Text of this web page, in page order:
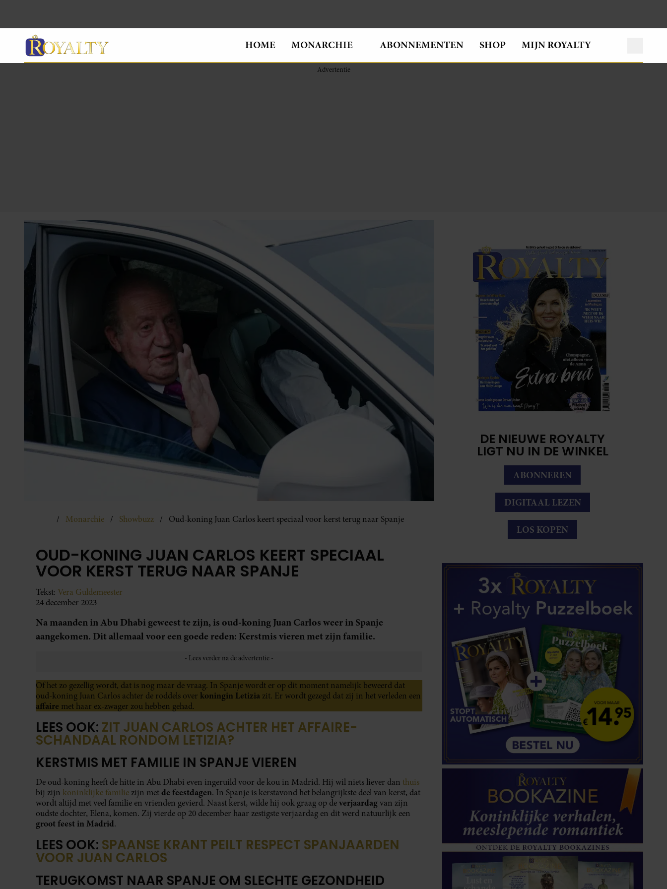
HOME MONARCHIE ABONNEMENTEN SHOP MIJN ROYALTY
Monarchie Showbuzz Oud-koning Juan Carlos keert speciaal voor kerst terug naar Spanje
OUD-KONING JUAN CARLOS KEERT SPECIAAL
VOOR KERST TERUG NAAR SPANJE
Tekst: Vera Guldemeester
24 december 2023
Na maanden in Abu Dhabi geweest te zijn, is oud-koning Juan Carlos weer in Spanje
aangekomen. Dit allemaal voor een goede reden: Kerstmis vieren met zijn familie.
Of het zo gezellig wordt, dat is nog maar de vraag. In Spanje wordt er op dit moment namelijk beweerd dat
oud-koning Juan Carlos achter de roddels over koningin Letizia zit. Er wordt gezegd dat zij in het verleden een
affaire met haar ex-zwager zou hebben gehad.
LEES OOK: ZIT JUAN CARLOS ACHTER HET AFFAIRE-
SCHANDAAL RONDOM LETIZIA?
KERSTMIS MET FAMILIE IN SPANJE VIEREN
De oud-koning heeft de hitte in Abu Dhabi even ingeruild voor de kou in Madrid. Hij wil niets liever dan thuis
bij zijn koninklijke familie zijn metde feestdagen. In Spanje is kerstavond het belangrijkste deel van kerst, dat
wordt altijd met veel familie en vrienden gevierd. Naast kerst, wilde hij ook graag op deverjaardagvan zijn
oudste dochter, Elena, komen. Zij vierde op 20 december haar zestigste verjaardag en dit werd natuurlijk een
groot feest in Madrid.
LEES OOK: SPAANSE KRANT PEILT RESPECT SPANJAARDEN
VOOR JUAN CARLOS
TERUGKOMST NAAR SPANJE OM SLECHTE GEZONDHEID
DE NIEUWE ROYALTY
LIGT NU IN DE WINKEL
ABONNEREN
DIGITAAL LEZEN
LOS KOPEN